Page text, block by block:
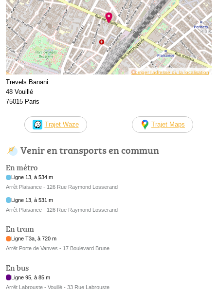
Corriger l’adresse ou la localisation
Trevels Banani
48 Vouillé
75015 Paris
Trajet Waze Trajet Maps
Venir en transports en commun
En métro
Ligne 13, à 534 m
Arrêt Plaisance - 126 Rue Raymond Losserand
Ligne 13, à 531 m
Arrêt Plaisance - 126 Rue Raymond Losserand
En tram
Ligne T3a, à 720 m
Arrêt Porte de Vanves - 17 Boulevard Brune
En bus
Ligne 95, à 85 m
Arrêt Labrouste - Vouillé - 33 Rue Labrouste